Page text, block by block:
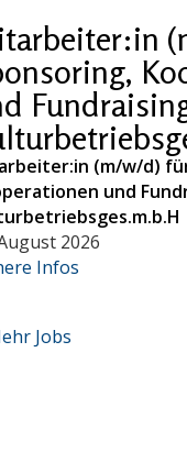
(m/w/d)
und
2026
Infos
Jobs